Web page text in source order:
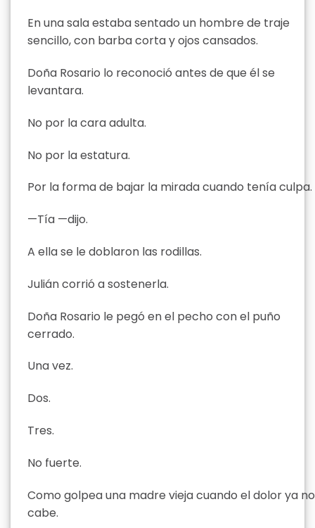
En una sala estaba sentado un hombre de traje
sencillo, con barba corta y ojos cansados.
Doña Rosario lo reconoció antes de que él se
levantara.
No por la cara adulta.
No por la estatura.
Por la forma de bajar la mirada cuando tenía culpa.
—Tía —dijo.
A ella se le doblaron las rodillas.
Julián corrió a sostenerla.
Doña Rosario le pegó en el pecho con el puño
cerrado.
Una vez.
Dos.
Tres.
No fuerte.
Como golpea una madre vieja cuando el dolor ya no
cabe.